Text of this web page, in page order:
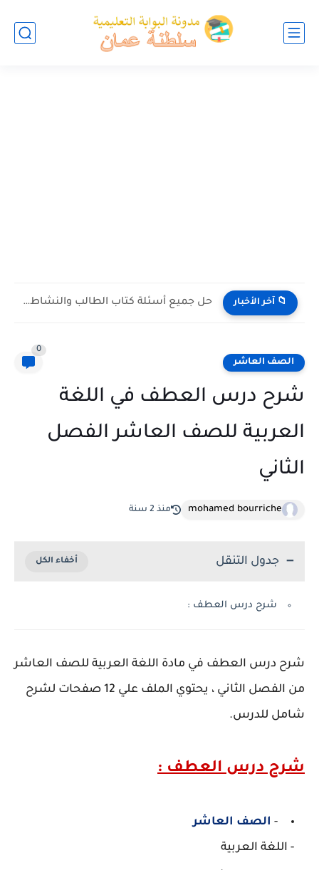
📁 آخر الأخبار حل جميع أسئلة كتاب الطالب والنشاط في الاحياء للصف العاشر...
الصف العاشر
0
شرح درس العطف في اللغة
العربية للصف العاشر الفصل
الثاني
mohamed bourriche منذ 2 سنة
جدول التنقل
شرح درس العطف :
شرح درس العطف في مادة اللغة العربية للصف العاشر
من الفصل الثاني ، يحتوي الملف علي
12 صفحات لشرح
شامل للدرس.
شرح درس العطف :
- الصف العاشر
- اللغة العربية